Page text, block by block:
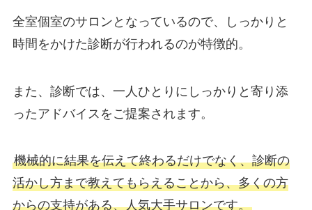
全室個室のサロンとなっているので、しっかりと
時間をかけた診断が行われるのが特徴的。
また、診断では、一人ひとりにしっかりと寄り添
ったアドバイスをご提案されます。
機械的に結果を伝えて終わるだけでなく、診断の
活かし方まで教えてもらえることから、多くの方
からの支持がある、人気大手サロンです。